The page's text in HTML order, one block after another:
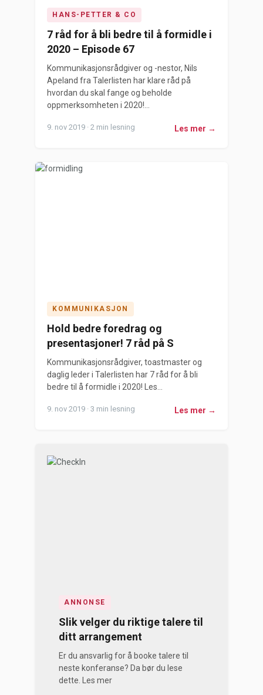
HANS-PETTER & CO
7 råd for å bli bedre til å formidle i
2020 – Episode 67
Kommunikasjonsrådgiver og -nestor, Nils
Apeland fra Talerlisten har klare råd på
hvordan du skal fange og beholde
oppmerksomheten i 2020!...
9. nov 2019 · 2 min lesning Les mer →
KOMMUNIKASJON
Hold bedre foredrag og
presentasjoner! 7 råd på S
Kommunikasjonsrådgiver, toastmaster og
daglig leder i Talerlisten har 7 råd for å bli
bedre til å formidle i 2020! Les...
9. nov 2019 · 3 min lesning Les mer →
ANNONSE
Slik velger du riktige talere til
ditt arrangement
Er du ansvarlig for å booke talere til
neste konferanse? Da bør du lese
dette. Les mer